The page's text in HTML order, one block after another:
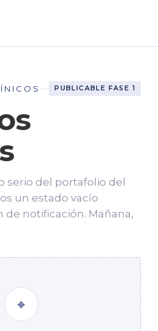
PUBLICABLE FASE 1
serio del portafolio del
un estado vacío
notificación. Mañana,
⌖